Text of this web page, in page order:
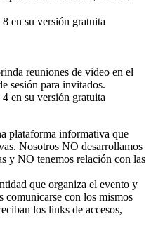
8 en su versión gratuita
reuniones de video en el
sesión para invitados.
4 en su versión gratuita
plataforma informativa que
Nosotros NO desarrollamos
y NO tenemos relación con las
que organiza el evento y
comunicarse con los mismos
los links de accesos,